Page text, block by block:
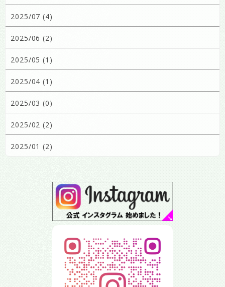
2025/07 (4)
2025/06 (2)
2025/05 (1)
2025/04 (1)
2025/03 (0)
2025/02 (2)
2025/01 (2)